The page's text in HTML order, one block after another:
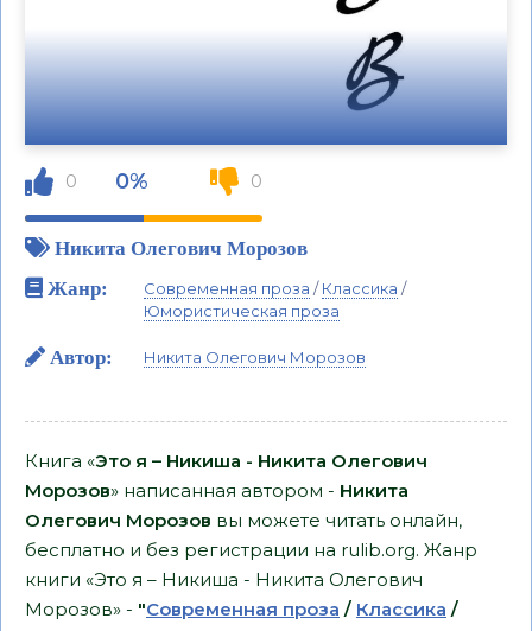
0 0% 0
Никита Олегович Морозов
Жанр:
Современная проза /Классика /
Юмористическая проза
Автор: Никита Олегович Морозов
Книга «Это я – Никиша - Никита Олегович
Морозов» написанная автором - Никита
Олегович Морозов вы можете читать онлайн,
бесплатно и без регистрации на rulib.org. Жанр
книги «Это я – Никиша - Никита Олегович
Морозов» - "Современная проза / Классика /